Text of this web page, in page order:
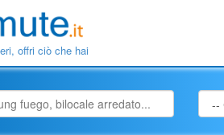
offri ciò che hai